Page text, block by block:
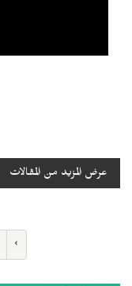
عرض المزيد من المقالات
›